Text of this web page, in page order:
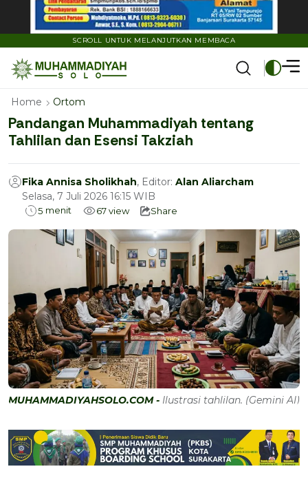
SCROLL UNTUK MELANJUTKAN MEMBACA
Home Ortom
Pandangan Muhammadiyah tentang
Tahlilan dan Esensi Takziah
Fika Annisa Sholikhah, Editor: Alan Aliarcham
Selasa, 7 Juli 2026 16:15 WIB
5 menit 67view Share
MUHAMMADIYAHSOLO.COM - Ilustrasi tahlilan. (Gemini AI)